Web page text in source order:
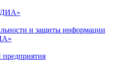
и защиты информации